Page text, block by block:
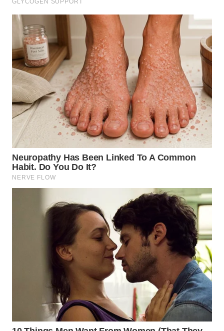
UTARA
WN
SAMOSIR
WN
PADANG
LAWAS
WN
SUMEDANG
CIANJUR
WN
KEPULAUAN
SERIBU
TANGERANG
CIREBON